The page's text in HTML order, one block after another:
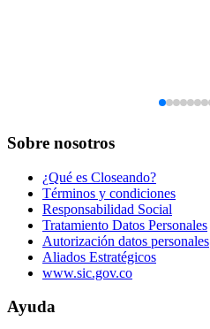
Sobre nosotros
¿Qué es Closeando?
Términos y condiciones
Responsabilidad Social
Tratamiento Datos Personales
Autorización datos personales
Aliados Estratégicos
www.sic.gov.co
Ayuda